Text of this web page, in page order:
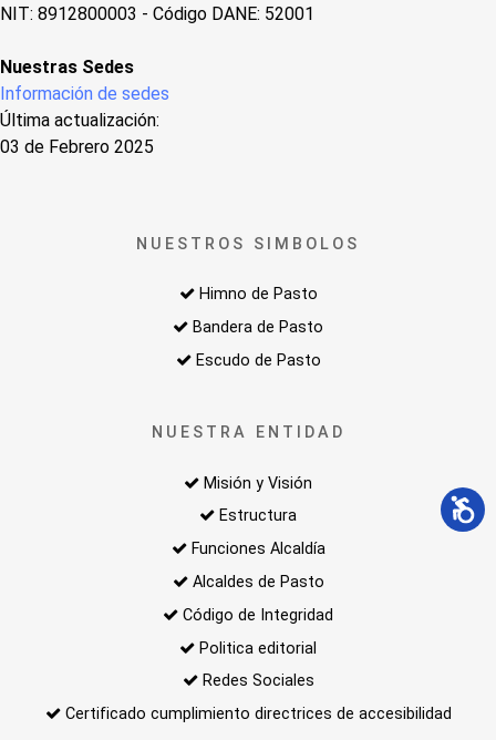
NIT: 8912800003 - Código DANE: 52001
Nuestras Sedes
Información de sedes
Última actualización:
03 de Febrero 2025
NUESTROS SIMBOLOS
Himno de Pasto
Bandera de Pasto
Escudo de Pasto
NUESTRA ENTIDAD
Misión y Visión
Estructura
Funciones Alcaldía
Alcaldes de Pasto
Código de Integridad
Politica editorial
Redes Sociales
Certificado cumplimiento directrices de accesibilidad